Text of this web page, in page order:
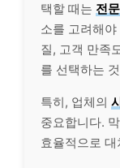
택할 때는 전
소를 고려해
질, 고객 만족
를 선택하는
특히, 업체의
중요합니다.
효율적으로